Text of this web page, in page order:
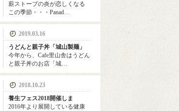
薪ストーブの炎が恋しくなる
この季節・・・Panad…
2019.03.16
うどんと親子丼「城山製麺」
今年から、Cafe里山舎はうどん
と親子丼のお店「城…
2018.10.23
養生フェス2018開催しま
2016年より展開している健康